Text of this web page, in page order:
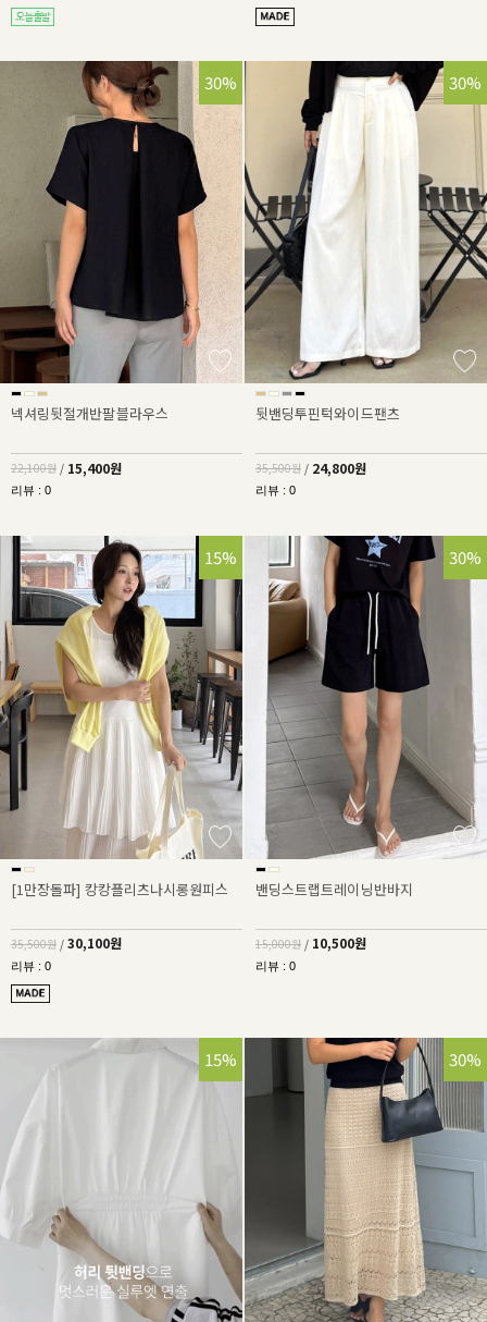
30%
넥셔링뒷절개반팔블라우스
22,100원 / 15,400원
리뷰 : 0
30%
뒷밴딩투핀턱와이드팬츠
35,500원 / 24,800원
리뷰 : 0
15%
[1만장돌파] 캉캉플리츠나시롱원피스
35,500원 / 30,100원
리뷰 : 0
30%
밴딩스트랩트레이닝반바지
15,000원 / 10,500원
리뷰 : 0
15% 30%